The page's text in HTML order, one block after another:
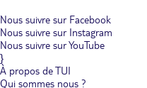
Nous suivre sur Facebook
Nous suivre sur Instagram
Nous suivre sur YouTube
}
À propos de TUI
Qui sommes nous ?